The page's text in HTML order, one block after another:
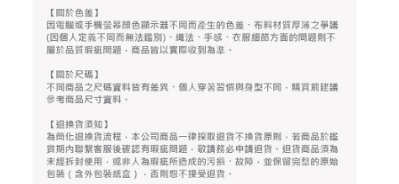
時審查核予不同之上限額度；若仍有額度不足之情形，本公司將視審查結果
請求用戶進行身份認證。
５．嚴禁一人註冊多個帳號或使用他人資訊註冊。若發現惡意使用之情形，
恩沛科技股份有限公司將有權停止該用戶之使用額度並採取法律行動。
離島宅配
免運費